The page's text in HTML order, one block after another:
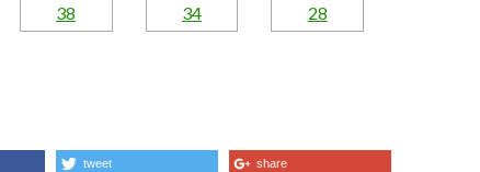
tweet share